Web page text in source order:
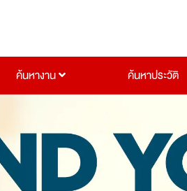
ค้นหางาน ค้นหาประวัติ